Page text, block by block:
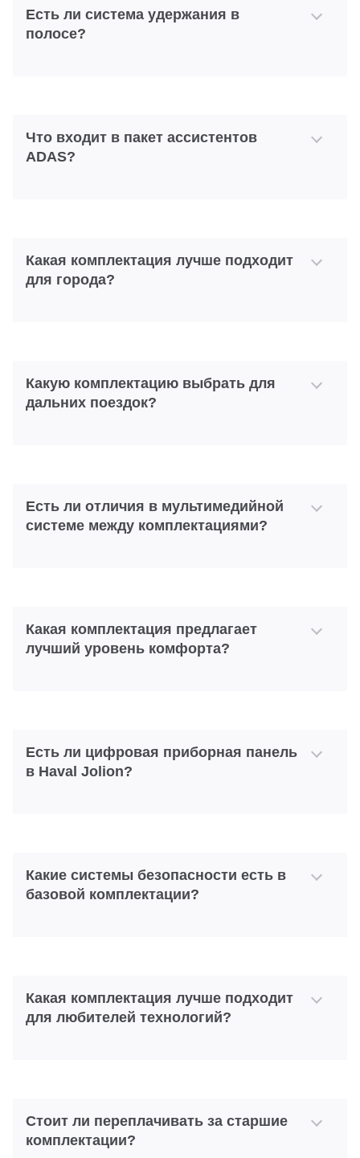
Есть ли система удержания в
полосе?
Что входит в пакет ассистентов
ADAS?
Какая комплектация лучше подходит
для города?
Какую комплектацию выбрать для
дальних поездок?
Есть ли отличия в мультимедийной
системе между комплектациями?
Какая комплектация предлагает
лучший уровень комфорта?
Есть ли цифровая приборная панель
в Haval Jolion?
Какие системы безопасности есть в
базовой комплектации?
Какая комплектация лучше подходит
для любителей технологий?
Стоит ли переплачивать за старшие
комплектации?